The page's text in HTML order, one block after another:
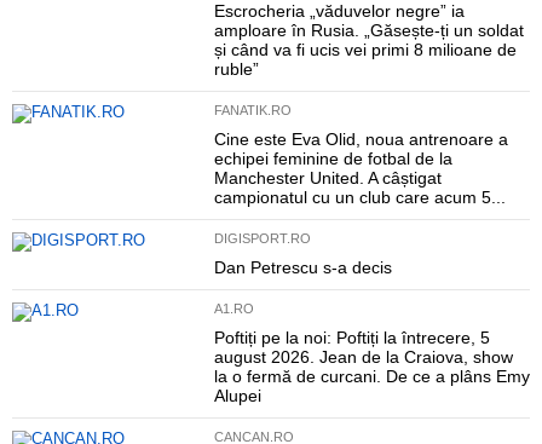
Escrocheria „văduvelor negre” ia
amploare în Rusia. „Găsește-ți un soldat
și când va fi ucis vei primi 8 milioane de
ruble”
FANATIK.RO
Cine este Eva Olid, noua antrenoare a
echipei feminine de fotbal de la
Manchester United. A câștigat
campionatul cu un club care acum 5...
DIGISPORT.RO
Dan Petrescu s-a decis
A1.RO
Poftiți pe la noi: Poftiți la întrecere, 5
august 2026. Jean de la Craiova, show
la o fermă de curcani. De ce a plâns Emy
Alupei
CANCAN.RO